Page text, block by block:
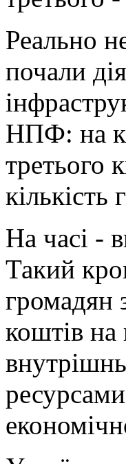
Реально
почали
НПФ: на
третього
На часі -
Такий
громадян
коштів на